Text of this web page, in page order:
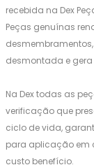
recebida na Dex
Peças genuínas
desmontada e
Na Dex todas as
verificação que
ciclo de vida,
para aplicação em
custo benefício.